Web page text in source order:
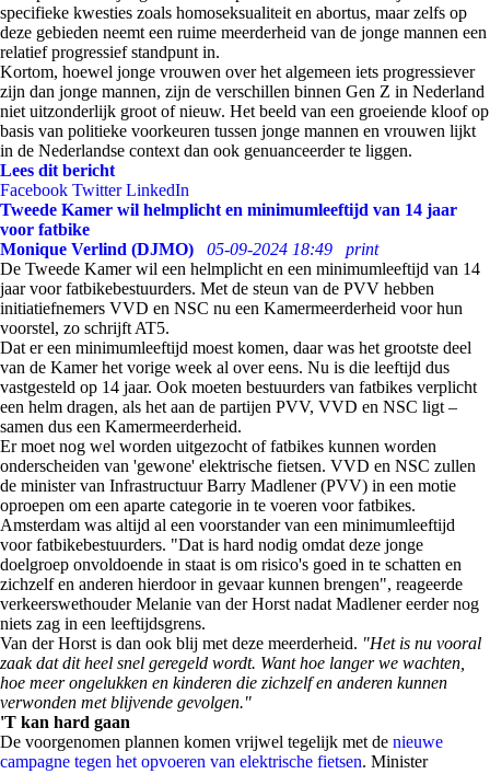
specifieke kwesties zoals homoseksualiteit en abortus, maar zelfs op
deze gebieden neemt een ruime meerderheid van de jonge mannen een
relatief progressief standpunt in.
Kortom, hoewel jonge vrouwen over het algemeen iets progressiever
zijn dan jonge mannen, zijn de verschillen binnen Gen Z in Nederland
niet uitzonderlijk groot of nieuw. Het beeld van een groeiende kloof op
basis van politieke voorkeuren tussen jonge mannen en vrouwen lijkt
in de Nederlandse context dan ook genuanceerder te liggen.
Lees dit bericht
Facebook Twitter LinkedIn
Tweede Kamer wil helmplicht en minimumleeftijd van 14 jaar
voor fatbike
Monique Verlind (DJMO)
05-09-2024 18:49
print
De Tweede Kamer wil een helmplicht en een minimumleeftijd van 14
jaar voor fatbikebestuurders. Met de steun van de PVV hebben
initiatiefnemers VVD en NSC nu een Kamermeerderheid voor hun
voorstel, zo schrijft AT5.
Dat er een minimumleeftijd moest komen, daar was het grootste deel
van de Kamer het vorige week al over eens. Nu is die leeftijd dus
vastgesteld op 14 jaar. Ook moeten bestuurders van fatbikes verplicht
een helm dragen, als het aan de partijen PVV, VVD en NSC ligt –
samen dus een Kamermeerderheid.
Er moet nog wel worden uitgezocht of fatbikes kunnen worden
onderscheiden van 'gewone' elektrische fietsen. VVD en NSC zullen
de minister van Infrastructuur Barry Madlener (PVV) in een motie
oproepen om een aparte categorie in te voeren voor fatbikes.
Amsterdam was altijd al een voorstander van een minimumleeftijd
voor fatbikebestuurders. "Dat is hard nodig omdat deze jonge
doelgroep onvoldoende in staat is om risico's goed in te schatten en
zichzelf en anderen hierdoor in gevaar kunnen brengen", reageerde
verkeerswethouder Melanie van der Horst nadat Madlener eerder nog
niets zag in een leeftijdsgrens.
Van der Horst is dan ook blij met deze meerderheid. "Het is nu vooral
zaak dat dit heel snel geregeld wordt. Want hoe langer we wachten,
hoe meer ongelukken en kinderen die zichzelf en anderen kunnen
verwonden met blijvende gevolgen."
'T kan hard gaan
De voorgenomen plannen komen vrijwel tegelijk met de nieuwe
campagne tegen het opvoeren van elektrische fietsen. Minister